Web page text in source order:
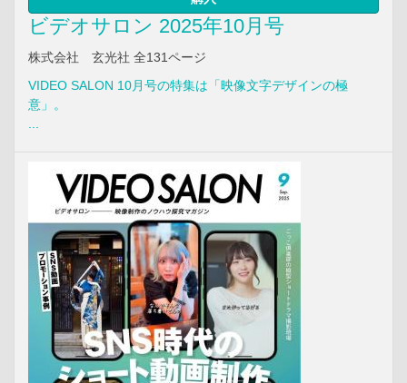
ビデオサロン 2025年10月号
株式会社 玄光社 全131ページ
VIDEO SALON 10月号の特集は「映像文字デザインの極
意」。